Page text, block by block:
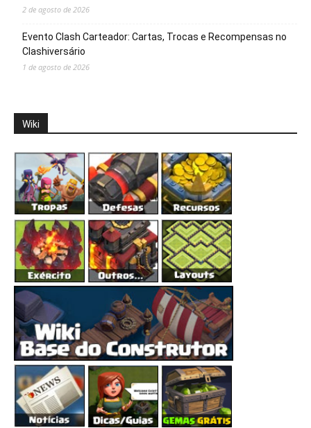
2 de agosto de 2026
Evento Clash Carteador: Cartas, Trocas e Recompensas no
Clashiversário
1 de agosto de 2026
Wiki